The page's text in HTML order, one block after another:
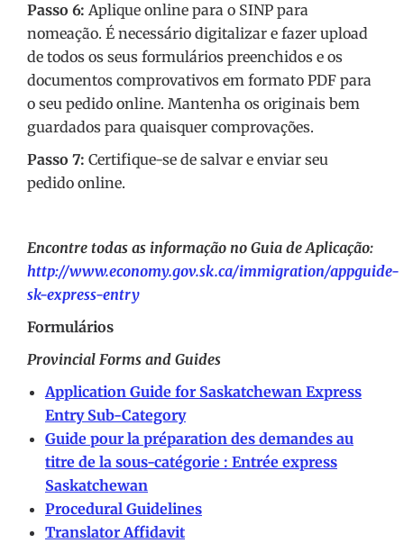
Passo 6: Aplique online para o SINP para
nomeação. É necessário digitalizar e fazer upload
de todos os seus formulários preenchidos e os
documentos comprovativos em formato PDF para
o seu pedido online. Mantenha os originais bem
guardados para quaisquer comprovações.
Passo 7: Certifique-se de salvar e enviar seu
pedido online.
Encontre todas as informação no Guia de Aplicação:
http://www.economy.gov.sk.ca/immigration/appguide-
sk-express-entry
Formulários
Provincial Forms and Guides
Application Guide for Saskatchewan Express
Entry Sub-Category
Guide pour la préparation des demandes au
titre de la sous-catégorie : Entrée express
Saskatchewan
Procedural Guidelines
Translator Affidavit